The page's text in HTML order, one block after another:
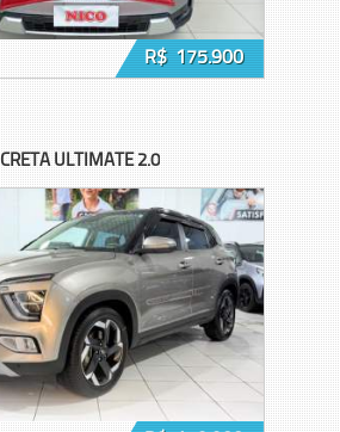
R$ 175.900
CRETA ULTIMATE 2.0